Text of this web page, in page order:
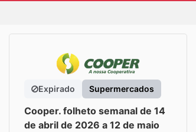
Expirado Supermercados
Cooper. folheto semanal de 14
de abril de 2026 a 12 de maio